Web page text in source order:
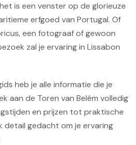
is een venster op de glorieuze
erfgoed van Portugal. Of
een fotograaf of gewoon
zal je ervaring in Lissabon
heb je alle informatie die je
aan de Toren van Belém volledig
en prijzen tot praktische
detail gedacht om je ervaring